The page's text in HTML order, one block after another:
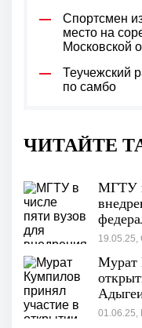
Спортсмен
место на
Московской
Теучежский
по самбо
ЧИТАЙТЕ
МГТУ
19.05.25,
Мурат
01.06.25,